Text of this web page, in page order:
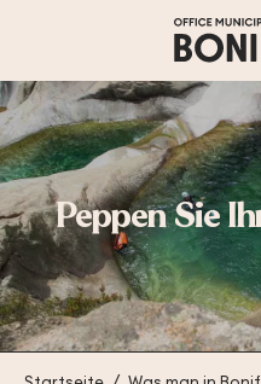
principal
Peppen Sie